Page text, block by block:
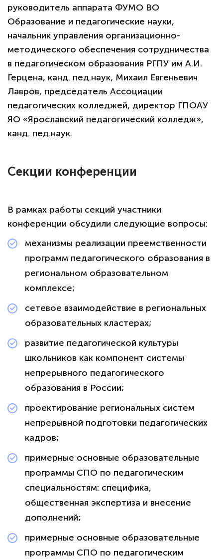
руководитель аппарата ФУМО ВО
Образование и педагогические науки,
начальник управления организационно-
методического обеспечения сотрудничества
в педагогическом образования РГПУ им А.И.
Герцена, канд. пед.наук, Михаил Евгеньевич
Лавров, председатель Ассоциации
педагогических колледжей, директор ГПОАУ
ЯО «Ярославский педагогический колледж»,
канд. пед.наук.
Секции конференции
В рамках работы секций участники
конференции обсудили следующие вопросы:
механизмы реализации преемственности
программ педагогического образования в
региональном образовательном
комплексе;
сетевое взаимодействие в региональных
образовательных кластерах;
развитие педагогической культуры
школьников как компонент системы
непрерывного педагогического
образования в России;
проектирование региональных систем
непрерывной подготовки педагогических
кадров;
примерные основные образовательные
программы СПО по педагогическим
специальностям: специфика,
общественная экспертиза и внесение
дополнений;
примерные основные образовательные
программы СПО по педагогическим